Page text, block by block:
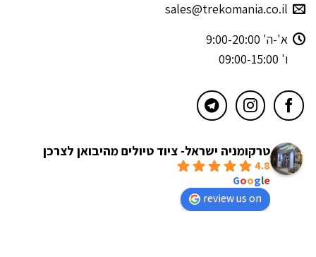
sales@trekomania.co.il
א'-ה' 9:00-20:00
ו' 09:00-15:00
טרקומניה ישראל- ציוד טיולים מהיבואן לצרכן
4.8
Google
review us on